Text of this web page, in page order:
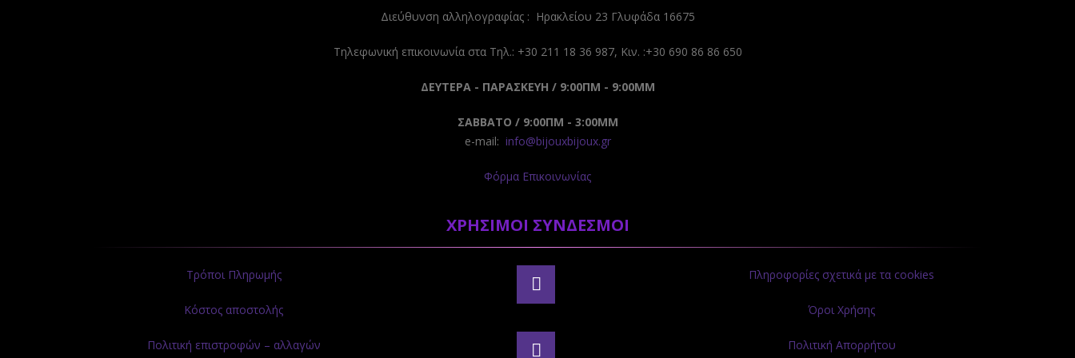
Διεύθυνση αλληλογραφίας : Ηρακλείου 23 Γλυφάδα 16675
Tηλεφωνική επικοινωνία στα Τηλ.: +30 211 18 36 987, Κιν. :+30 690 86 86 650
ΔΕΥΤΕΡΑ - ΠΑΡΑΣΚΕΥΗ / 9:00ΠΜ - 9:00ΜΜ
ΣΑΒΒΑΤΟ / 9:00ΠΜ - 3:00ΜΜ
e-mail: info@bijouxbijoux.gr
Φόρμα Επικοινωνίας
ΧΡΗΣΙΜΟΙ ΣΥΝΔΕΣΜΟΙ
Τρόποι Πληρωμής
Κόστος αποστολής
Πολιτική επιστροφών – αλλαγών
Πληροφορίες σχετικά με τα cookies
Όροι Χρήσης
Πολιτική Απορρήτου